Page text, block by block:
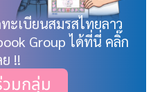
ะเบียนสมรสไทยลาว
Group ได้ที่นี่ คลิ๊ก
ย !!
วมกลุ่ม